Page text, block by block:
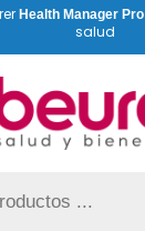
Health Manager Pro
salud